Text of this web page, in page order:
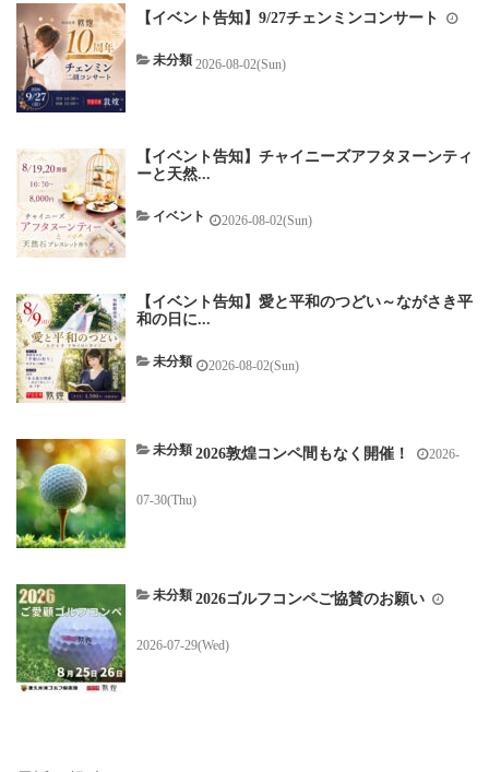
【イベント告知】9/27チェンミンコンサート
未分類 2026-08-02(Sun)
【イベント告知】チャイニーズアフタヌーンティ
ーと天然...
イベント 2026-08-02(Sun)
【イベント告知】愛と平和のつどい～ながさき平
和の日に...
未分類 2026-08-02(Sun)
2026敦煌コンペ間もなく開催！
未分類 2026-
07-30(Thu)
2026ゴルフコンペご協賛のお願い
未分類
2026-07-29(Wed)